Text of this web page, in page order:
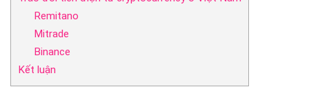
Remitano
Mitrade
Binance
Kết luận